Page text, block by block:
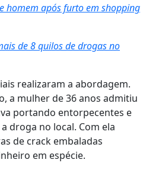
homem após furto em shopping
de 8 quilos de drogas no
realizaram a abordagem.
a mulher de 36 anos admitiu
portando entorpecentes e
droga no local. Com ela
de crack embaladas
em espécie.